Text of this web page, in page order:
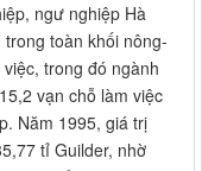
ngư nghiệp Hà
toàn khối nông-
trong đó ngành
vạn chỗ làm việc
Năm 1995, giá trị
tỉ Guilder, nhờ